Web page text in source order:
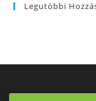
Legutóbbi